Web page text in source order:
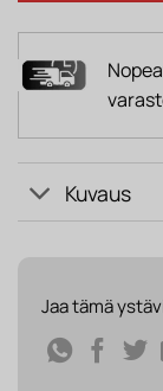
Kuvaus
Jaa tämä